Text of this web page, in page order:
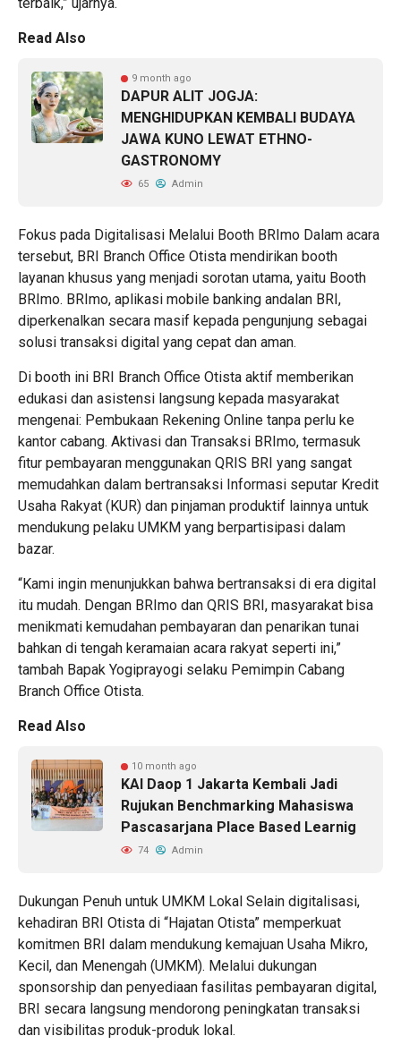
terbaik,” ujarnya.
Read Also
9 month ago
DAPUR ALIT JOGJA:
MENGHIDUPKAN KEMBALI BUDAYA
JAWA KUNO LEWAT ETHNO-
GASTRONOMY
65 Admin
Fokus pada Digitalisasi Melalui Booth BRImo Dalam acara
tersebut, BRI Branch Office Otista mendirikan booth
layanan khusus yang menjadi sorotan utama, yaitu Booth
BRImo. BRImo, aplikasi mobile banking andalan BRI,
diperkenalkan secara masif kepada pengunjung sebagai
solusi transaksi digital yang cepat dan aman.
Di booth ini BRI Branch Office Otista aktif memberikan
edukasi dan asistensi langsung kepada masyarakat
mengenai: Pembukaan Rekening Online tanpa perlu ke
kantor cabang. Aktivasi dan Transaksi BRImo, termasuk
fitur pembayaran menggunakan QRIS BRI yang sangat
memudahkan dalam bertransaksi Informasi seputar Kredit
Usaha Rakyat (KUR) dan pinjaman produktif lainnya untuk
mendukung pelaku UMKM yang berpartisipasi dalam
bazar.
“Kami ingin menunjukkan bahwa bertransaksi di era digital
itu mudah. Dengan BRImo dan QRIS BRI, masyarakat bisa
menikmati kemudahan pembayaran dan penarikan tunai
bahkan di tengah keramaian acara rakyat seperti ini,”
tambah Bapak Yogiprayogi selaku Pemimpin Cabang
Branch Office Otista.
Read Also
10 month ago
KAI Daop 1 Jakarta Kembali Jadi
Rujukan Benchmarking Mahasiswa
Pascasarjana Place Based Learnig
74 Admin
Dukungan Penuh untuk UMKM Lokal Selain digitalisasi,
kehadiran BRI Otista di “Hajatan Otista” memperkuat
komitmen BRI dalam mendukung kemajuan Usaha Mikro,
Kecil, dan Menengah (UMKM). Melalui dukungan
sponsorship dan penyediaan fasilitas pembayaran digital,
BRI secara langsung mendorong peningkatan transaksi
dan visibilitas produk-produk lokal.